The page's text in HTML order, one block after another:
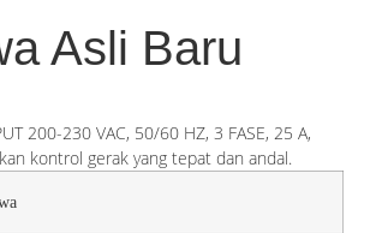
Asli Baru
200-230 VAC, 50/60 HZ, 3 FASE, 25 A,
kontrol gerak yang tepat dan andal.